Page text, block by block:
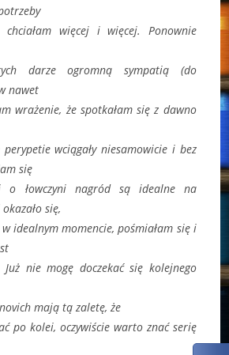
chciałam więcej i więcej. Ponownie
darze ogromną sympatią (do
nawet
wrażenie, że spotkałam się z dawno
wciągały niesamowicie i bez
się
o łowczyni nagród są idealne na
się,
idealnym momencie, pośmiałam się i
nie mogę doczekać się kolejnego
mają tą zaletę, że
po kolei, oczywiście warto znać serię